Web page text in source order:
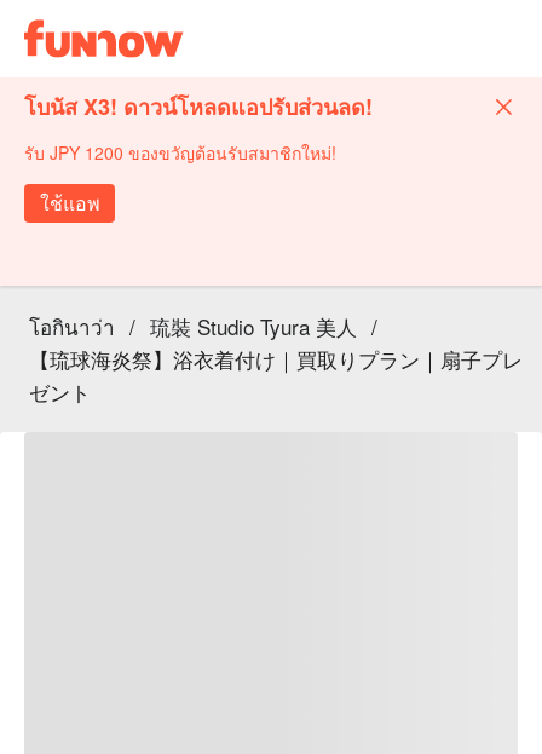
โบนัส X3! ดาวน์โหลดแอปรับส่วนลด!
รับ JPY 1200 ของขวัญต้อนรับสมาชิกใหม่!
ใช้แอพ
โอกินาว่า / 琉裝 Studio Tyura 美人 /
【琉球海炎祭】浴衣着付け｜買取りプラン｜扇子プレ
ゼント